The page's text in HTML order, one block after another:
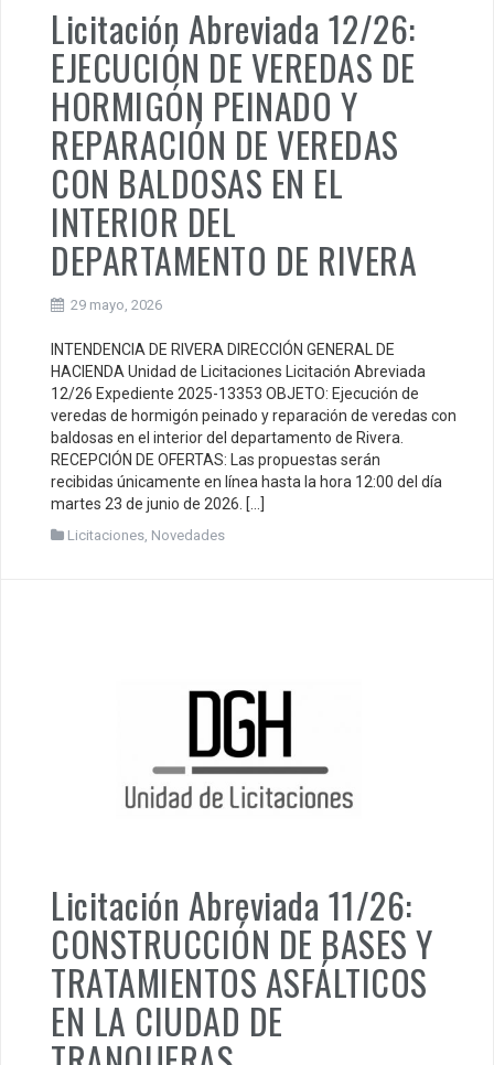
Licitación Abreviada 12/26:
EJECUCIÓN DE VEREDAS DE
HORMIGÓN PEINADO Y
REPARACIÓN DE VEREDAS
CON BALDOSAS EN EL
INTERIOR DEL
DEPARTAMENTO DE RIVERA
29 mayo, 2026
INTENDENCIA DE RIVERA DIRECCIÓN GENERAL DE
HACIENDA Unidad de Licitaciones Licitación Abreviada
12/26 Expediente 2025-13353 OBJETO: Ejecución de
veredas de hormigón peinado y reparación de veredas con
baldosas en el interior del departamento de Rivera.
RECEPCIÓN DE OFERTAS: Las propuestas serán
recibidas únicamente en línea hasta la hora 12:00 del día
martes 23 de junio de 2026. […]
Licitaciones Novedades
Licitación Abreviada 11/26:
CONSTRUCCIÓN DE BASES Y
TRATAMIENTOS ASFÁLTICOS
EN LA CIUDAD DE